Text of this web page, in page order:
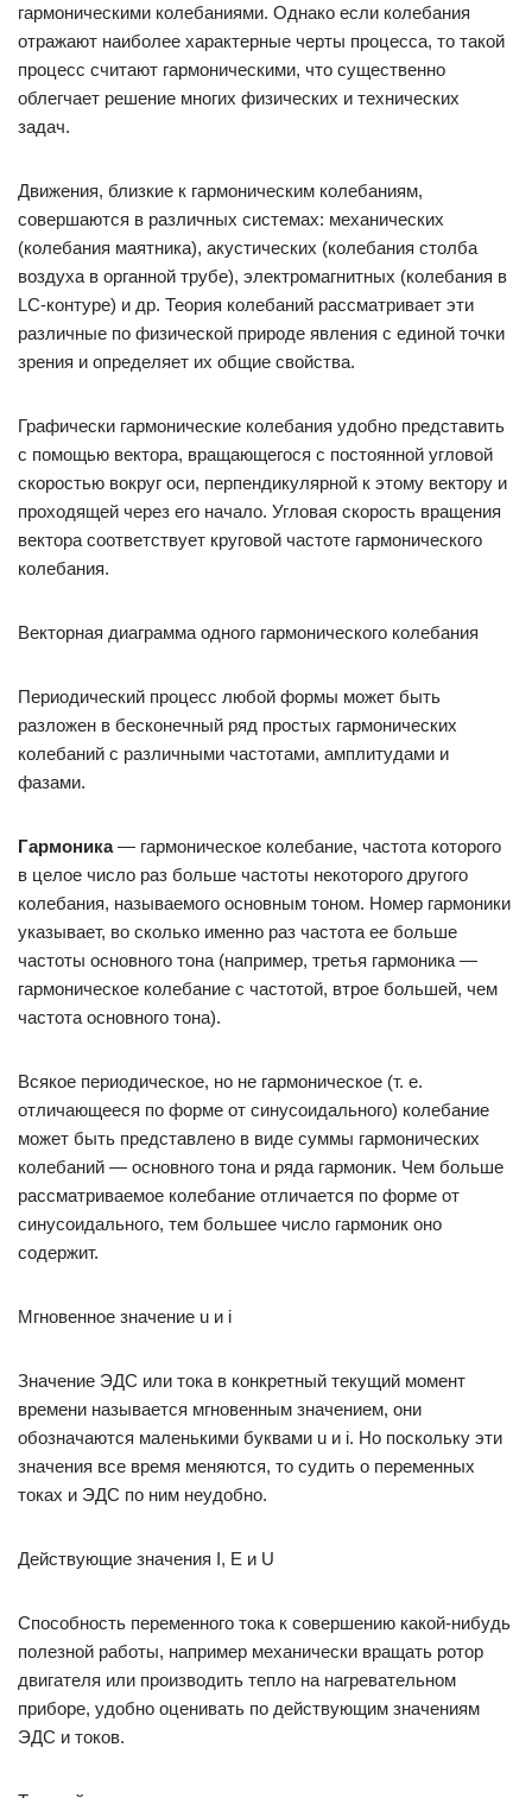
гармоническими колебаниями. Однако если колебания
отражают наиболее характерные черты процесса, то такой
процесс считают гармоническими, что существенно
облегчает решение многих физических и технических
задач.
Движения, близкие к гармоническим колебаниям,
совершаются в различных системах: механических
(колебания маятника), акустических (колебания столба
воздуха в органной трубе), электромагнитных (колебания в
LC-контуре) и др. Теория колебаний рассматривает эти
различные по физической природе явления с единой точки
зрения и определяет их общие свойства.
Графически гармонические колебания удобно представить
с помощью вектора, вращающегося с постоянной угловой
скоростью вокруг оси, перпендикулярной к этому вектору и
проходящей через его начало. Угловая скорость вращения
вектора соответствует круговой частоте гармонического
колебания.
Векторная диаграмма одного гармонического колебания
Периодический процесс любой формы может быть
разложен в бесконечный ряд простых гармонических
колебаний с различными частотами, амплитудами и
фазами.
Гармоника— гармоническое колебание, частота которого
в целое число раз больше частоты некоторого другого
колебания, называемого основным тоном. Номер гармоники
указывает, во сколько именно раз частота ее больше
частоты основного тона (например, третья гармоника —
гармоническое колебание с частотой, втрое большей, чем
частота основного тона).
Всякое периодическое, но не гармоническое (т. е.
отличающееся по форме от синусоидального) колебание
может быть представлено в виде суммы гармонических
колебаний — основного тона и ряда гармоник. Чем больше
рассматриваемое колебание отличается по форме от
синусоидального, тем большее число гармоник оно
содержит.
Мгновенное значение u и i
Значение ЭДС или тока в конкретный текущий момент
времени называется мгновенным значением, они
обозначаются маленькими буквами u и i. Но поскольку эти
значения все время меняются, то судить о переменных
токах и ЭДС по ним неудобно.
Действующие значения I, E и U
Способность переменного тока к совершению какой-нибудь
полезной работы, например механически вращать ротор
двигателя или производить тепло на нагревательном
приборе, удобно оценивать по действующим значениям
ЭДС и токов.